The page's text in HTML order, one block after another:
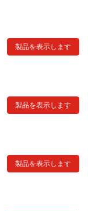
製品を表示します
製品を表示します
製品を表示します